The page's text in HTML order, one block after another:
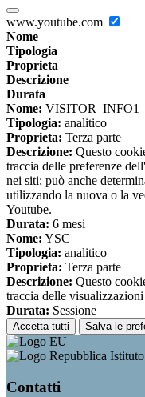
www.youtube.com
Nome
Tipologia
Proprieta
Descrizione
Durata
Nome:
Tipologia: analitico
Proprieta: Terza parte
Descrizione: Questo
traccia delle preferenze
nei siti; può anche
utilizzando la nuova o la
Youtube.
Durata: 6 mesi
Nome: YSC
Tipologia: analitico
Proprieta: Terza parte
Descrizione: Questo
traccia delle
Durata: Sessione
Accetta tutti Salva le
Contatti